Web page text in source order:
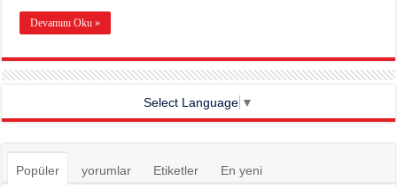
Devamını Oku »
Select Language ▼
Popüler yorumlar Etiketler En yeni